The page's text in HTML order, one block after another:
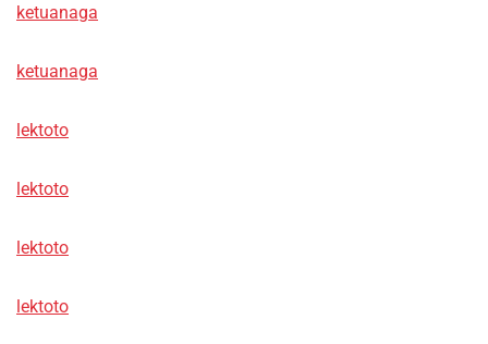
ketuanaga
ketuanaga
lektoto
lektoto
lektoto
lektoto